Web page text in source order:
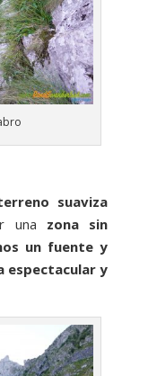
suaviza
una zona sin
un fuente y
espectacular y